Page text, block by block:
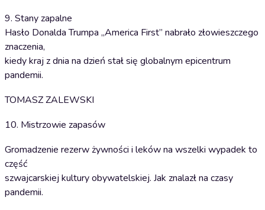
9. Stany zapalne
Hasło Donalda Trumpa „America First” nabrało złowieszczego
znaczenia,
kiedy kraj z dnia na dzień stał się globalnym epicentrum
pandemii.
TOMASZ ZALEWSKI
10. Mistrzowie zapasów
Gromadzenie rezerw żywności i leków na wszelki wypadek to
część
szwajcarskiej kultury obywatelskiej. Jak znalazł na czasy
pandemii.